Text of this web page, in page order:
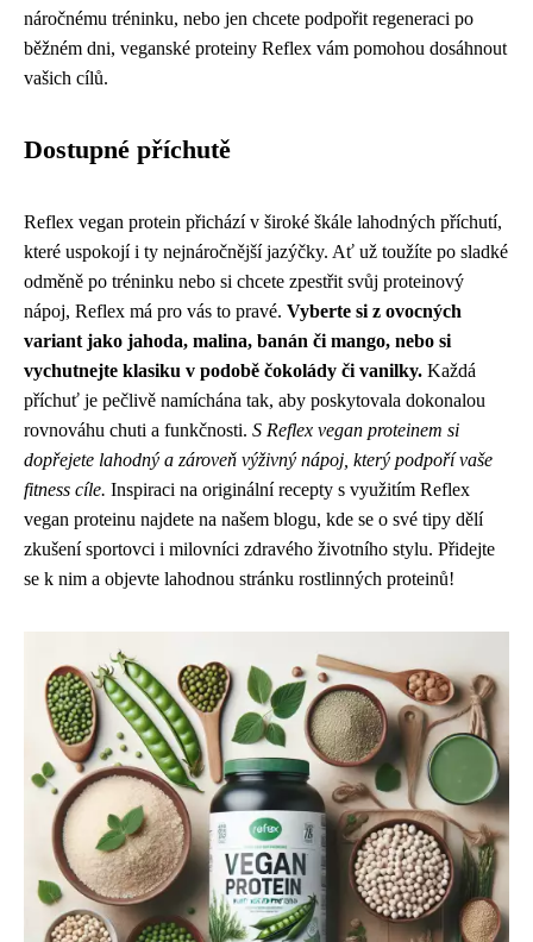
náročnému tréninku, nebo jen chcete podpořit regeneraci po
běžném dni, veganské proteiny Reflex vám pomohou dosáhnout
vašich cílů.
Dostupné příchutě
Reflex vegan protein přichází v široké škále lahodných příchutí,
které uspokojí i ty nejnáročnější jazýčky. Ať už toužíte po sladké
odměně po tréninku nebo si chcete zpestřit svůj proteinový
nápoj, Reflex má pro vás to pravé. Vyberte si z ovocných
variant jako jahoda, malina, banán či mango, nebo si
vychutnejte klasiku v podobě čokolády či vanilky. Každá
příchuť je pečlivě namíchána tak, aby poskytovala dokonalou
rovnováhu chuti a funkčnosti. S Reflex vegan proteinem si
dopřejete lahodný a zároveň výživný nápoj, který podpoří vaše
fitness cíle. Inspiraci na originální recepty s využitím Reflex
vegan proteinu najdete na našem blogu, kde se o své tipy dělí
zkušení sportovci i milovníci zdravého životního stylu. Přidejte
se k nim a objevte lahodnou stránku rostlinných proteinů!